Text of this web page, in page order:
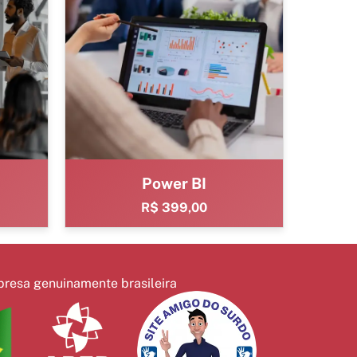
Power BI
R$ 399,00
genuinamente brasileira